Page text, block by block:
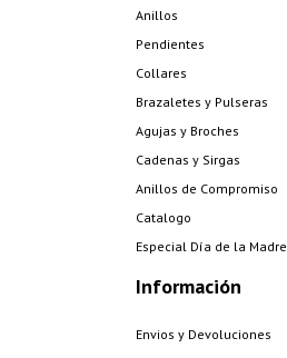
Anillos
Pendientes
Collares
Brazaletes y Pulseras
Agujas y Broches
Cadenas y Sirgas
Anillos de Compromiso
Catalogo
Especial Día de la Madre
Información
Envios y Devoluciones